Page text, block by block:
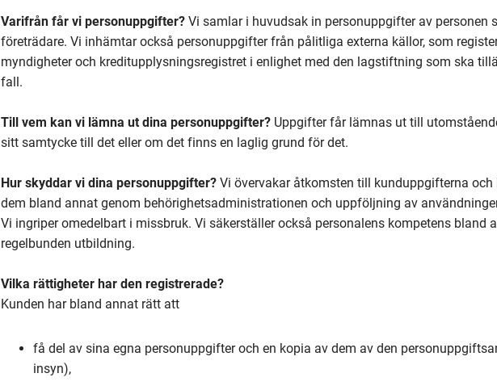
Varifrån får vi personuppgifter? Vi samlar i huvudsak in personuppgifter av personen
företrädare. Vi inhämtar också personuppgifter från pålitliga externa källor, som
myndigheter och kreditupplysningsregistret i enlighet med den lagstiftning som ska
fall.
Till vem kan vi lämna ut dina personuppgifter? Uppgifter får lämnas ut till
sitt samtycke till det eller om det finns en laglig grund för det.
Hur skyddar vi dina personuppgifter? Vi övervakar åtkomsten till kunduppgifterna och
dem bland annat genom behörighetsadministrationen och uppföljning av
Vi ingriper omedelbart i missbruk. Vi säkerställer också personalens kompetens bland
regelbunden utbildning.
Vilka rättigheter har den registrerade?
Kunden har bland annat rätt att
få del av sina egna personuppgifter och en kopia av dem av den
insyn),